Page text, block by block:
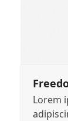
Lorem